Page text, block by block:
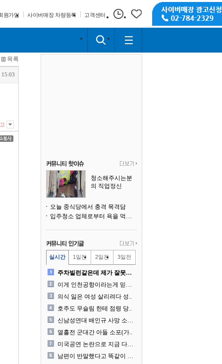
원가입 사이버매장 차량등록 고객센터
목록
청소해주시는분
의 직업정신
오늘 중식당에서 충격 목격담
입주청소 업체로부터 욕을 먹고 있습니다
실시간 1일전 2일전 3일전
주차빌런같은데 제가 잘못한건..
이게 인천공항이라는게 믿겨지..
의식 잃은 여성 살리려다 성..
호주도 무슬림 한테 점령 당..
신남성연대 배인규 사망 소식..
열흘전 군대간 아들 소포(가..
미국공연 논란으로 지금 다시..
남편이 반말했다고 똑같이 반..